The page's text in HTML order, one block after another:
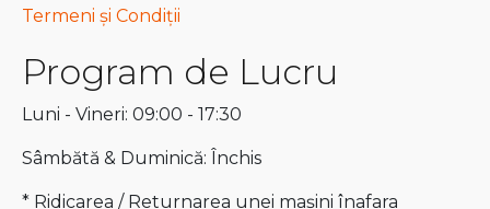
Termeni și Condiții
Program de Lucru
Luni - Vineri: 09:00 - 17:30
Sâmbătă & Duminică: Închis
* Ridicarea / Returnarea unei mașini înafara